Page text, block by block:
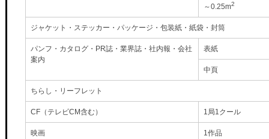
～0.25m2
ジャケット・ステッカー・パッケージ・包装紙・紙袋・封筒
パンフ・カタログ・PR誌・業界誌・社内報・会社
案内
表紙
中頁
ちらし・リーフレット
CF（テレビCM含む） 1局1クール
映画 1作品